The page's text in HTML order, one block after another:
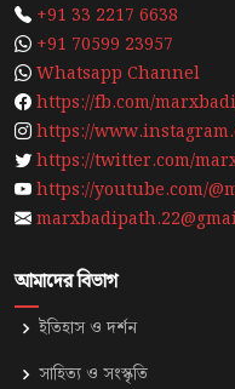
+91 33 2217 6638
+91 70599 23957
Whatsapp Channel
https://fb.com/
https://
https://twitter.com/
https://youtube.com/
আমাদের বিভাগ
ইতিহাস ও দর্শন
সাহিত্য ও সংস্কৃতি